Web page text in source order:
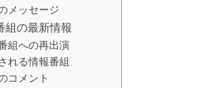
メッセージ
組の最新情報
組への再出演
れる情報番組
コメント